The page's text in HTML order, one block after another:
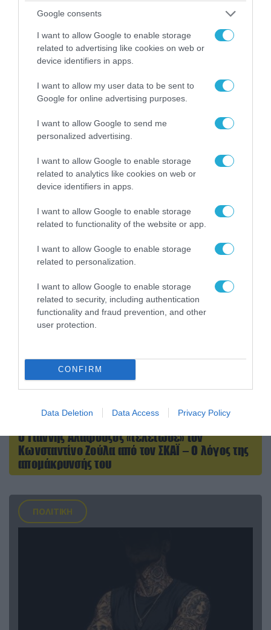
Google consents
I want to allow Google to enable storage
related to advertising like cookies on web or
device identifiers in apps.
I want to allow my user data to be sent to
Google for online advertising purposes.
I want to allow Google to send me
personalized advertising.
I want to allow Google to enable storage
related to analytics like cookies on web or
device identifiers in apps.
I want to allow Google to enable storage
related to functionality of the website or app.
I want to allow Google to enable storage
related to personalization.
I want to allow Google to enable storage
related to security, including authentication
functionality and fraud prevention, and other
user protection.
CONFIRM
Data Deletion Data Access Privacy Policy
εξοπλισμό των ΗΠΑ με Ουκρανούς και
Αμερικανούς μισθοφόρους – Δείτε βίντεο
Απετράπη το εγχείρημα Ουκρανών για
αντεπίθεση στο Κολομίγτσι: Δείτε το πριν & το
μετά της προσπάθειάς τους (βίντεο)
Ο Γιάννης Αλαφούζος «τέλειωσε» τον
Κωνσταντίνο Ζούλα από τον ΣΚΑΪ – Ο λόγος της
απομάκρυνσής του
ΠΟΛΙΤΙΚΗ